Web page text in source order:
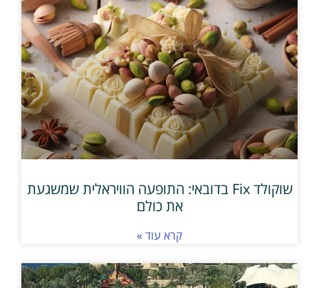
שוקולד Fix בדובאי: התופעה הוויראלית שמשגעת
את כולם
קרא עוד »